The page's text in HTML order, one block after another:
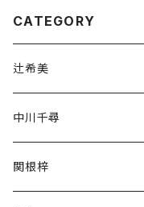
CATEGORY
辻希美
中川千尋
通常商品
関根梓